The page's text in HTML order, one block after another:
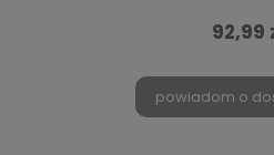
92,99
powiadom o